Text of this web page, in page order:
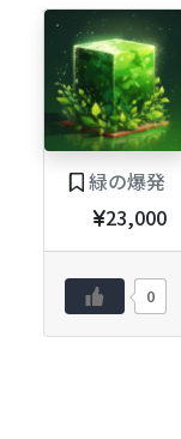
緑の爆発
23,000
0